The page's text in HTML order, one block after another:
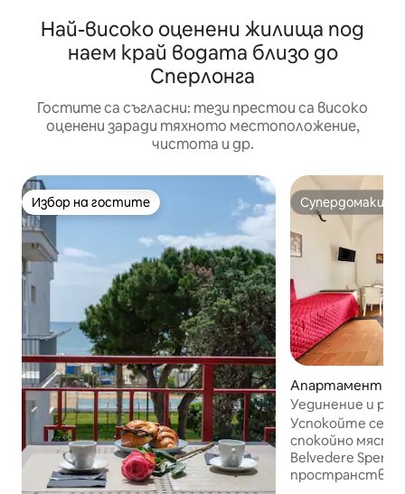
Най-високо оценени жилища под
наем край водата близо до
Сперлонга
Гостите са съгласни: тези престои са високо
оценени заради тяхното местоположение,
чистота и др.
Избор на гостите
Избор на гостите Супердомакин
Супердомакин
Апартамент –
Уединение и
морето в
Успокойте се в
спокойно място
Belvedere
пространство